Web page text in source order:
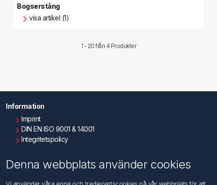
Bogserstång
visa artikel (1)
1 - 20 från 4 Produkter
Information
Imprint
DIN EN ISO 9001 & 14001
Integritetspolicy
Kontakta oss
Denna webbplats använder cookies